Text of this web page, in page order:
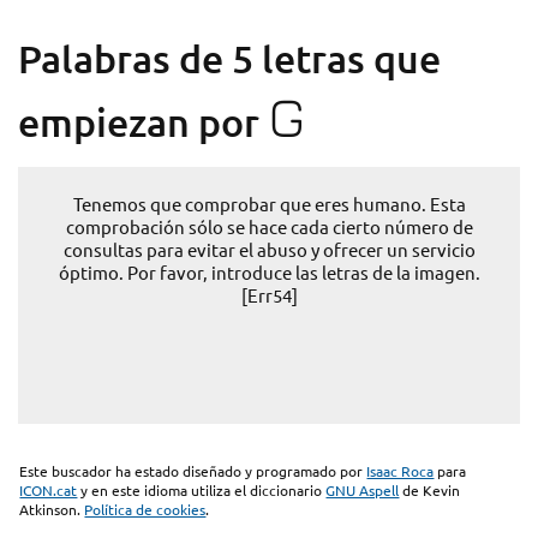
Palabras de 5 letras que
empiezan por G
Tenemos que comprobar que eres humano. Esta
comprobación sólo se hace cada cierto número de
consultas para evitar el abuso y ofrecer un servicio
óptimo. Por favor, introduce las letras de la imagen.
[Err54]
Este buscador ha estado diseñado y programado por Isaac Roca para
ICON.caty en este idioma utiliza el diccionarioGNU Aspellde Kevin
Atkinson. Política de cookies.